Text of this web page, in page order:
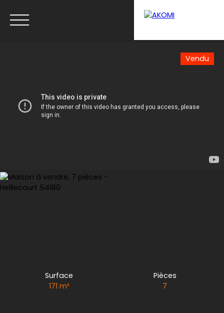
Estimation
Vendu
Surface
171 m²
Pièces
7